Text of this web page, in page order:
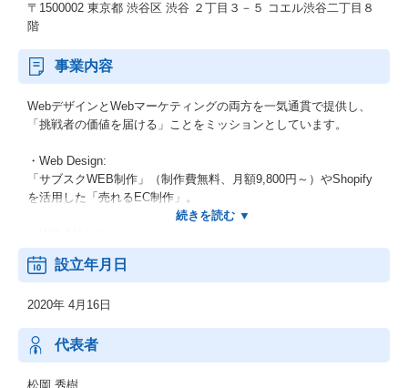
〒1500002 東京都 渋谷区 渋谷 ２丁目３－５ コエル渋谷二丁目８
階
事業内容
WebデザインとWebマーケティングの両方を一気通貫で提供し、
「挑戦者の価値を届ける」ことをミッションとしています。
・Web Design:
「サブスクWEB制作」（制作費無料、月額9,800円～）やShopify
を活用した「売れるEC制作」。
「集客エージェント」
「SPARK BUZZ」
「スマートSEO」
「採用DX」
設立年月日
2020年 4月16日
代表者
松岡 秀樹